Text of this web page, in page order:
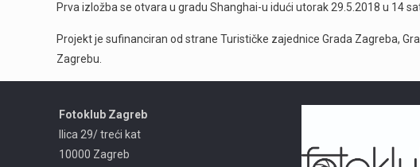
Prva izložba se otvara u gradu Shanghai-u idući utorak 29.5.2018 u 14
Projekt je sufinanciran od strane Turističke zajednice Grada Zagreba,
Zagrebu.
Fotoklub Zagreb
Ilica 29/ treći kat
10000 Zagreb